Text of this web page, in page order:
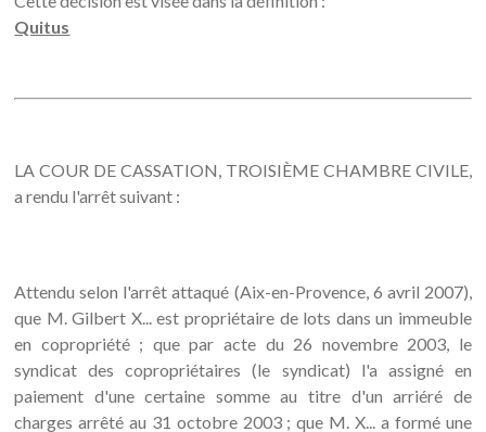
Quitus
LA COUR DE CASSATION, TROISIÈME CHAMBRE CIVILE,
a rendu l'arrêt suivant :
Attendu selon l'arrêt attaqué (Aix-en-Provence, 6 avril 2007),
que M. Gilbert X... est propriétaire de lots dans un immeuble
en copropriété ; que par acte du 26 novembre 2003, le
syndicat des copropriétaires (le syndicat) l'a assigné en
paiement d'une certaine somme au titre d'un arriéré de
charges arrêté au 31 octobre 2003 ; que M. X... a formé une